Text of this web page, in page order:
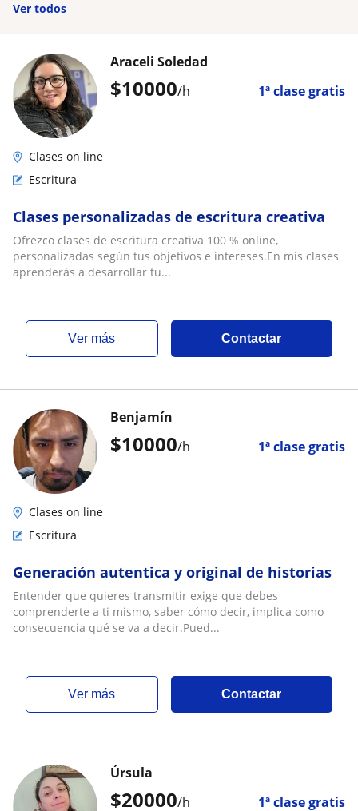
Ver todos
$10000/h 1ª clase gratis
Araceli Soledad
Clases on line
Escritura
Clases personalizadas de escritura creativa
Ofrezco clases de escritura creativa 100 % online,
personalizadas según tus objetivos e intereses.En mis clases
aprenderás a desarrollar tu...
ver más Contactar
$10000/h 1ª clase gratis
Benjamín
Clases on line
Escritura
Generación autentica y original de historias
Entender que quieres transmitir exige que debes
comprenderte a ti mismo, saber cómo decir, implica como
consecuencia qué se va a decir.Pued...
ver más Contactar
$20000/h 1ª clase gratis
Úrsula